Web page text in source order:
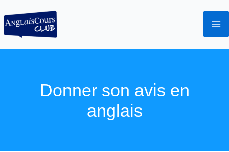
au
contenu
Donner son avis en
anglais